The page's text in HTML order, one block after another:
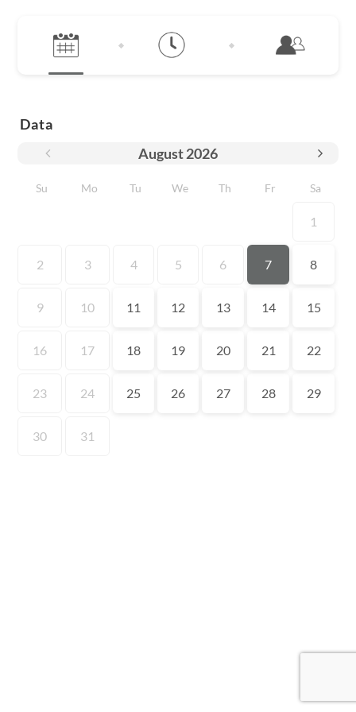
Data
August2026
Su Mo Tu We Th Fr Sa
1
2 3 4 5 6 7 8
9 10 11 12 13 14 15
16 17 18 19 20 21 22
23 24 25 26 27 28 29
30 31